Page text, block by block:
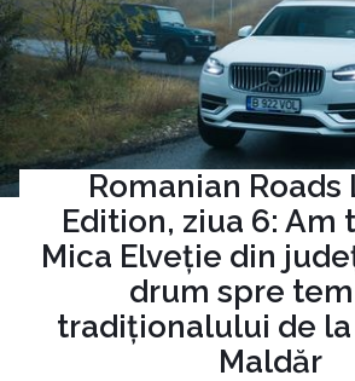
Romanian Roads
Edition, ziua 6: Am
Mica Elveție din
drum spre
tradiționalului de
Maldăr